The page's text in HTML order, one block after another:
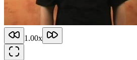
1.00x